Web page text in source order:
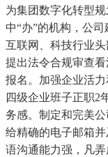
为集团数字化转型
中“办”的机构，公
互联网、科技行业
提出法令合规审查
报名。加强企业活
四级企业班子正职2
务感。制定和完美
给精确的电子邮箱
语沟通能力强，凡